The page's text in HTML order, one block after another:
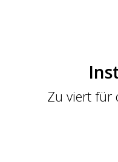
Zu viert für